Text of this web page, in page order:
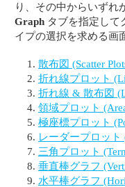
り、その中からいず
Graph タブを指定して
イプの選択を求める画
散布図 (Scatter
折れ線プロット
折れ線 & 散布図
領域プロット
極座標プロット
レーダープロット
三角プロット
垂直棒グラフ
水平棒グラフ